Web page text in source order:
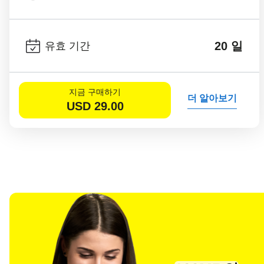
유효 기간 20 일
지금 구매하기
USD 29.00
더 알아보기
언